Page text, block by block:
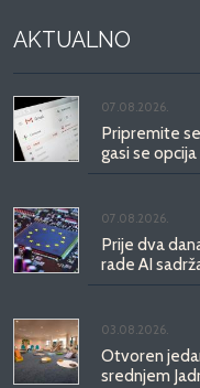
AKTUALNO
07.08.2026.
Pripremite
gasi se
07.08.2026.
Prije dva
rade AI
03.08.2026.
Otvoren
srednjem